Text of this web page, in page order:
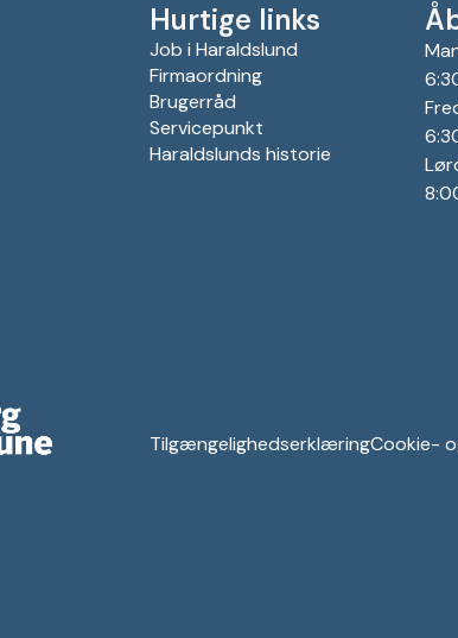
Hurtige links
Job i Haraldslund
Firmaordning
Brugerråd
Servicepunkt
Haraldslunds historie
TilgængelighedserklæringCookie-